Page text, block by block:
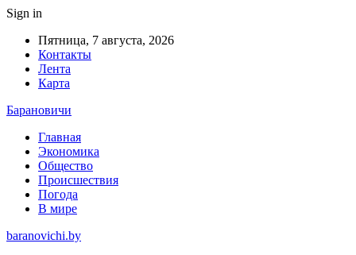
Sign in
Пятница, 7 августа, 2026
Контакты
Лента
Карта
Барановичи
Главная
Экономика
Общество
Происшествия
Погода
В мире
baranovichi.by